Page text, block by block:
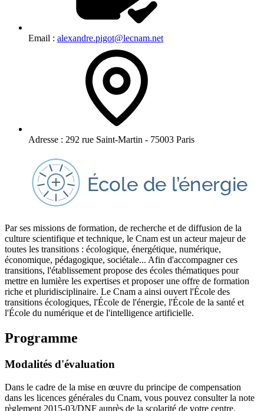
Email : alexandre.pigot@lecnam.net
Adresse : 292 rue Saint-Martin - 75003 Paris
Par ses missions de formation, de recherche et de diffusion de la
culture scientifique et technique, le Cnam est un acteur majeur de
toutes les transitions : écologique, énergétique, numérique,
économique, pédagogique, sociétale... Afin d'accompagner ces
transitions, l'établissement propose des écoles thématiques pour
mettre en lumière les expertises et proposer une offre de formation
riche et pluridisciplinaire. Le Cnam a ainsi ouvert l'École des
transitions écologiques, l'École de l'énergie, l'École de la santé et
l'École du numérique et de l'intelligence artificielle.
Programme
Modalités d'évaluation
Dans le cadre de la mise en œuvre du principe de compensation
dans les licences générales du Cnam, vous pouvez consulter la note
règlement 2015-03/DNF auprès de la scolarité de votre centre.